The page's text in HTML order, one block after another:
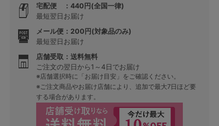
宅配便 ：440円(全国一律)
最短翌日お届け
メール便：200円(対象品のみ)
最短翌日お届け
店舗受取：送料無料
ご注文の翌日から1～4日でお届け
※店舗選択時に「お届け目安」をご確認ください。
※ご注文商品やお届け店舗により、追加で最大7日ほど要
する場合があります。